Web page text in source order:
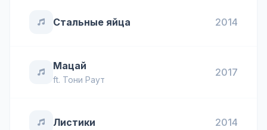
Стальные яйца 2014
Мацай
ft. Тони Раут
2017
Листики 2014